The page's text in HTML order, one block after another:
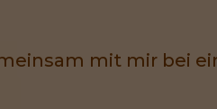
mit mir bei